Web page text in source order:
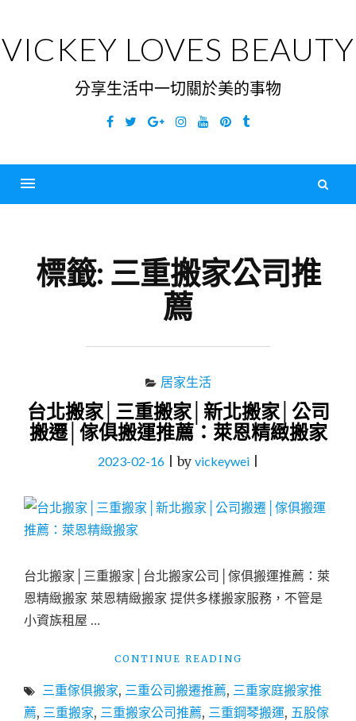
content
VICKEY LOVES BEAUTY
分享生活中一切關於美的事物
Facebook
TwitterGoogleInstagramYouTubePinterest
Tumblr
標籤: 三重搬家公司推
薦
居家生活
台北搬家│三重搬家│新北搬家│公司
搬遷│傢俱搬運推薦：萊恩精緻搬家
2023-02-16|by vickeywei|
台北搬家│三重搬家│台北搬家公司│傢俱搬運推薦：萊
恩精緻搬家 萊恩精緻搬家 提供多樣搬家服務，不管是
小資族租屋 …
CONTINUE READING
搬
家
三重傢俱搬家, 三重公司搬遷推薦, 三重家庭搬家推
薦, 三重搬家, 三重搬家公司推薦, 三重鋼琴搬運, 五股傢